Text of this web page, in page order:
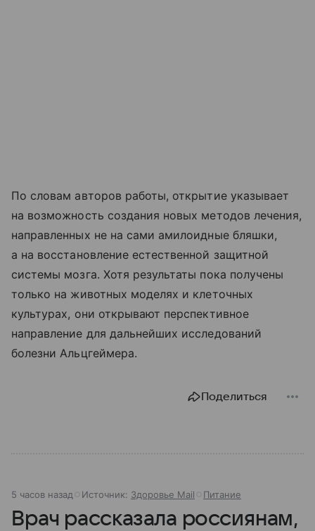
По словам авторов работы, открытие указывает
на возможность создания новых методов лечения,
направленных не на сами амилоидные бляшки,
а на восстановление естественной защитной
системы мозга. Хотя результаты пока получены
только на животных моделях и клеточных
культурах, они открывают перспективное
направление для дальнейших исследований
болезни Альцгеймера.
Поделиться
5 часов назад Источник: Здоровье Mail Питание
Врач рассказала россиянам,